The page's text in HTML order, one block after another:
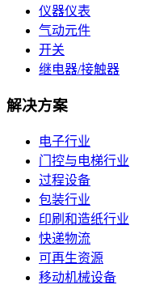
仪器仪表
气动元件
开关
继电器/接触器
解决方案
电子行业
门控与电梯行业
过程设备
包装行业
印刷和造纸行业
快递物流
可再生资源
移动机械设备